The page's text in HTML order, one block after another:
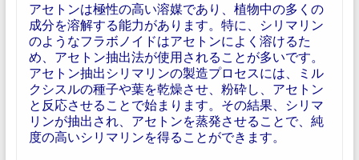
アセトンは極性の高い溶媒であり、植物中の多くの
成分を溶解する能力があります。特に、シリマリン
のようなフラボノイドはアセトンによく溶けるた
め、アセトン抽出法が使用されることが多いです。
アセトン抽出シリマリンの製造プロセスには、ミル
クシスルの種子や葉を乾燥させ、粉砕し、アセトン
と反応させることで始まります。その結果、シリマ
リンが抽出され、アセトンを蒸発させることで、純
度の高いシリマリンを得ることができます。